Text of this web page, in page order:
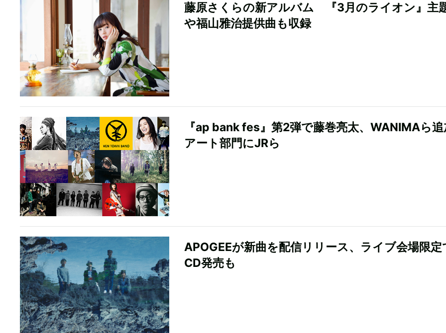
藤原さくらの新アルバム 『3月のライオン』主
や福山雅治提供曲も収録
『ap bank fes』第2弾で藤巻亮太、WANIMAら
アート部門にJRら
APOGEEが新曲を配信リリース、ライブ会場限定
CD発売も